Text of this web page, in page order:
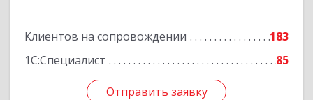
Клиентов на сопровождении
183
1С:Специалист
85
Отправить заявку
Отправить заявку